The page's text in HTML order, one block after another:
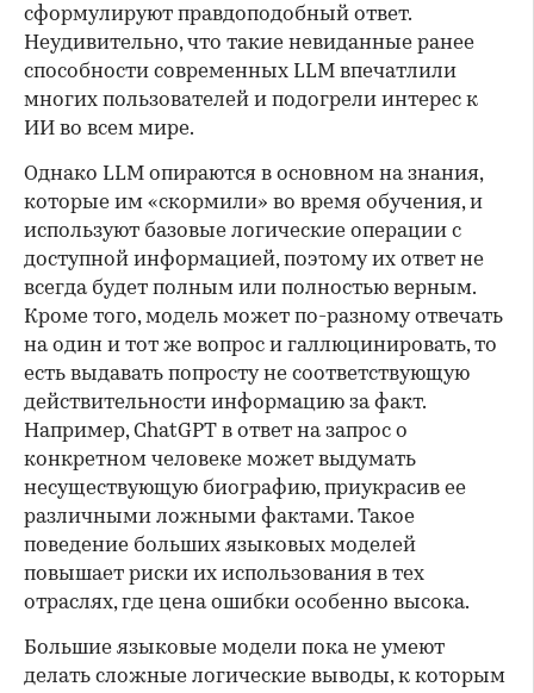
сформулируют правдоподобный ответ.
Неудивительно, что такие невиданные ранее
способности современных LLM впечатлили
многих пользователей и подогрели интерес к
ИИ во всем мире.
Однако LLM опираются в основном на знания,
которые им «скормили» во время обучения, и
используют базовые логические операции с
доступной информацией, поэтому их ответ не
всегда будет полным или полностью верным.
Кроме того, модель может по-разному отвечать
на один и тот же вопрос и галлюцинировать, то
есть выдавать попросту не соответствующую
действительности информацию за факт.
Например, ChatGPT в ответ на запрос о
конкретном человеке может выдумать
несуществующую биографию, приукрасив ее
различными ложными фактами. Такое
поведение больших языковых моделей
повышает риски их использования в тех
отраслях, где цена ошибки особенно высока.
Большие языковые модели пока не умеют
делать сложные логические выводы, к которым